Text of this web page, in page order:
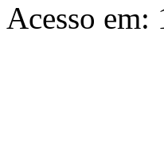
Acesso em: